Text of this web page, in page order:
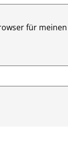
für